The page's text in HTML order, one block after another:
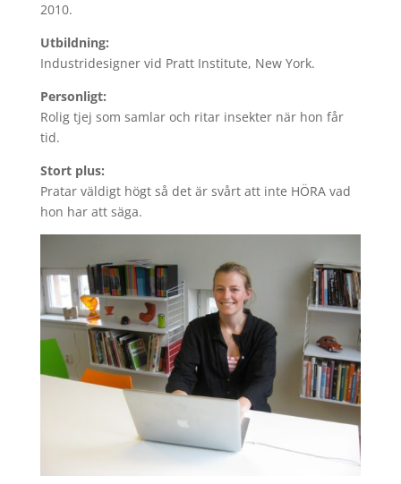
2010.
Utbildning:
Industridesigner vid Pratt Institute, New York.
Personligt:
Rolig tjej som samlar och ritar insekter när hon får
tid.
Stort plus:
Pratar väldigt högt så det är svårt att inte HÖRA vad
hon har att säga.